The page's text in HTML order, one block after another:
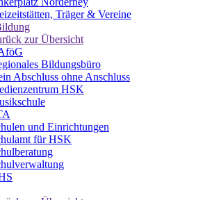
Träger & Vereine
zur Übersicht
Bildungsbüro
Abschluss ohne Anschluss
HSK
und Einrichtungen
für HSK